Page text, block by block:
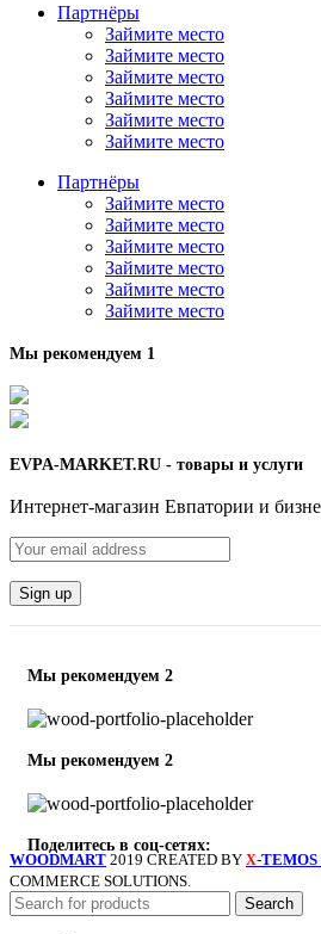
Партнёры
Займите место
Займите место
Займите место
Займите место
Займите место
Займите место
Партнёры
Займите место
Займите место
Займите место
Займите место
Займите место
Займите место
Мы рекомендуем 1
EVPA-MARKET.RU - товары и услуги
Интернет-магазин Евпатории и
Мы рекомендуем 2
Мы рекомендуем 2
Поделитесь в соц-сетях:
WOODMART 2019 CREATED BY X-TEMOS
COMMERCE SOLUTIONS.
Search